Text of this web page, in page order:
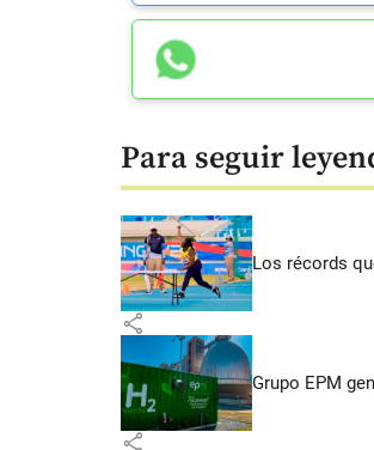
Para seguir
Los récords
share
Grupo EPM
share